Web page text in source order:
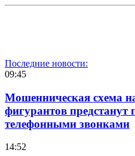
Последние новости:
09:45
Мошенническая схема
фигурантов предстанут
телефонными звонками
14:52